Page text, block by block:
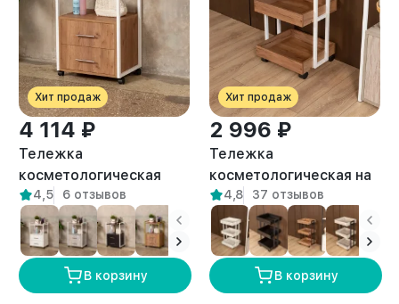
Хит продаж
4 114 ₽
Тележка
косметологическая
Кая белый/амаретто
4,5 6 отзывов
В корзину
Хит продаж
2 996 ₽
Тележка
косметологическая на
колесиках Ангара
белый/амаретто
4,8 37 отзывов
В корзину